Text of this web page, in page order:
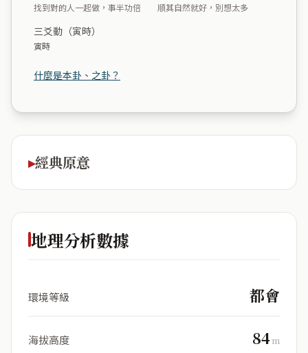
找到對的人一起做，事半功倍 順其自然就好，別想太多
三爻動（寅時）
寅時
什麼是本卦、之卦？
經典原意
地理分析數據
環境等級 都會
海拔高度 84 m